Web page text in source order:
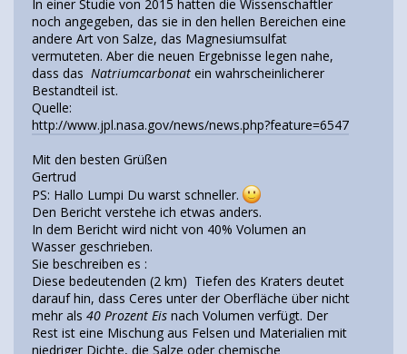
In einer Studie von 2015 hatten die Wissenschaftler
noch angegeben, das sie in den hellen Bereichen eine
andere Art von Salze, das Magnesiumsulfat
vermuteten. Aber die neuen Ergebnisse legen nahe,
dass das Natriumcarbonat ein wahrscheinlicherer
Bestandteil ist.
Quelle:
http://www.jpl.nasa.gov/news/news.php?feature=6547
Mit den besten Grüßen
Gertrud
PS: Hallo Lumpi Du warst schneller.
Den Bericht verstehe ich etwas anders.
In dem Bericht wird nicht von 40% Volumen an
Wasser geschrieben.
Sie beschreiben es :
Diese bedeutenden (2 km) Tiefen des Kraters deutet
darauf hin, dass Ceres unter der Oberfläche über nicht
mehr als 40 Prozent Eis nach Volumen verfügt. Der
Rest ist eine Mischung aus Felsen und Materialien mit
niedriger Dichte, die Salze oder chemische